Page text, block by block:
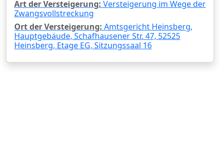
Art der Versteigerung: Versteigerung im Wege der
Zwangsvollstreckung
Ort der Versteigerung: Amtsgericht Heinsberg,
Hauptgebäude, Schafhausener Str. 47, 52525
Heinsberg, Etage EG, Sitzungssaal 16